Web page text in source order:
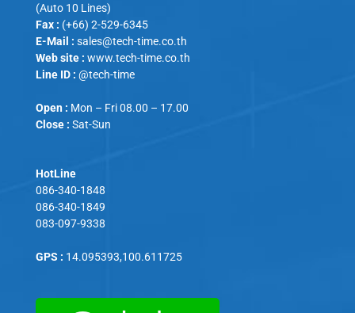
(Auto 10 Lines)
Fax : (+66) 2-529-6345
E-Mail : sales@tech-time.co.th
Web site : www.tech-time.co.th
Line ID : @tech-time
Open : Mon – Fri 08.00 – 17.00
Close : Sat-Sun
HotLine
086-340-1848
086-340-1849
083-097-9338
GPS : 14.095393,100.611725